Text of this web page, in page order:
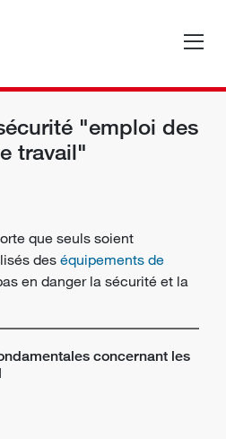
"emploi des
travail"
que seuls soient
des équipements de
en danger la sécurité et la
concernant les